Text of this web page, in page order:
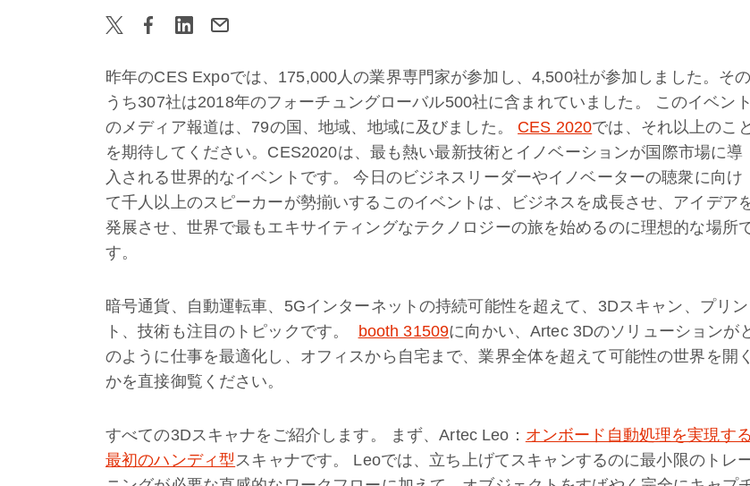
昨年のCES Expoでは、175,000人の業界専門家が参加し、4,500社が参加しました。その
うち307社は2018年のフォーチュングローバル500社に含まれていました。 このイベント
のメディア報道は、79の国、地域、地域に及びました。 CES 2020では、それ以上のこと
を期待してください。CES2020は、最も熱い最新技術とイノベーションが国際市場に導
入される世界的なイベントです。 今日のビジネスリーダーやイノベーターの聴衆に向け
て千人以上のスピーカーが勢揃いするこのイベントは、ビジネスを成長させ、アイデア
発展させ、世界で最もエキサイティングなテクノロジーの旅を始めるのに理想的な場所
す。
暗号通貨、自動運転車、5Gインターネットの持続可能性を超えて、3Dスキャン、プリン
ト、技術も注目のトピックです。
booth 31509に向かい、Artec 3Dのソリューションが
のように仕事を最適化し、オフィスから自宅まで、業界全体を超えて可能性の世界を開く
かを直接御覧ください。
すべての3Dスキャナをご紹介します。 まず、Artec Leo： オンボード自動処理を実現する
最初のハンディ型スキャナです。 Leoでは、立ち上げてスキャンするのに最小限のトレ